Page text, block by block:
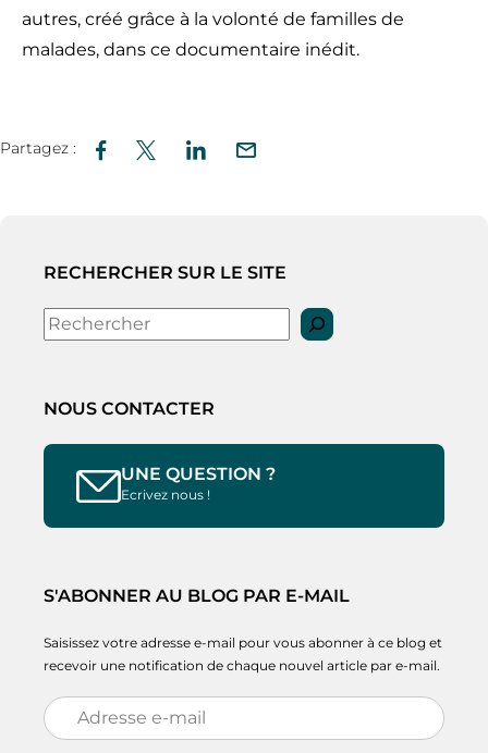
autres, créé grâce à la volonté de familles de
malades, dans ce documentaire inédit.
Partagez :
RECHERCHER SUR LE SITE
Rechercher
NOUS CONTACTER
UNE QUESTION ?
Ecrivez nous !
S'ABONNER AU BLOG PAR E-MAIL
Saisissez votre adresse e-mail pour vous abonner à ce blog et
recevoir une notification de chaque nouvel article par e-mail.
Adresse
e-